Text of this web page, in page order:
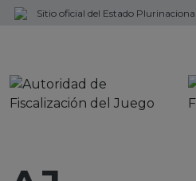
Sitio oficial del Estado